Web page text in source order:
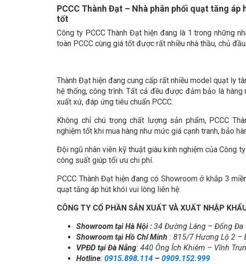
PCCC Thành Đạt – Nhà phân phối quạt tăng
tốt
Công ty PCCC Thành Đạt hiện đang là 1 trong những
toàn PCCC cùng giá tốt được rất nhiều nhà thầu, chủ
Thành Đạt hiện đang cung cấp rất nhiều model quạt ly
hệ thống, công trình. Tất cả đều được đảm bảo là
xuất xứ, đáp ứng tiêu chuẩn PCCC.
Không chỉ chú trọng chất lượng sản phẩm, PCCC
nghiệm tốt khi mua hàng như mức giá cạnh tranh, bảo
Đội ngũ nhân viên kỹ thuật giàu kinh nghiệm của Công
công suất giúp tối ưu chi phí.
PCCC Thành Đạt hiện đang có Showroom ở khắp 3
quạt tăng áp hút khói vui lòng liên hệ:
CÔNG TY CỔ PHẦN SẢN XUẤT VÀ XUẤT NHẬP
Showroom tại Hà Nội : 34 Đường Láng – Đống Đa
Showroom tại Hồ Chí Minh : 815/7 Hương Lộ 2 –
VPĐD tại Đà Nẵng: 440 Ông Ích Khiêm – Vĩnh
Hotline: 0915.898.114 – 0909.152.999